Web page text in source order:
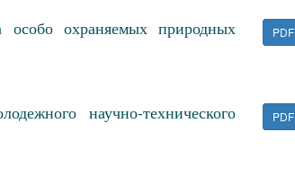
особо охраняемых природных
PDF
научно-технического
PDF